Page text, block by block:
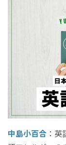
中島小百合 ：